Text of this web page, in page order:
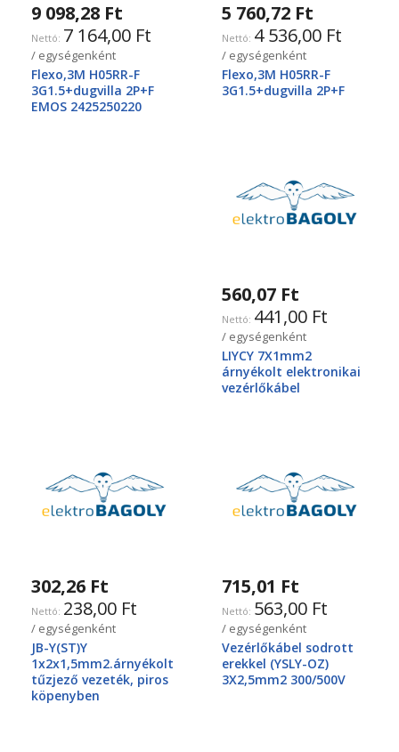
9 098,28 Ft
7 164,00 Ft
/ egységenként
Flexo,3M H05RR-F
3G1.5+dugvilla 2P+F
EMOS 2425250220
5 760,72 Ft
4 536,00 Ft
/ egységenként
Flexo,3M H05RR-F
3G1.5+dugvilla 2P+F
560,07 Ft
441,00 Ft
/ egységenként
LIYCY 7X1mm2
árnyékolt elektronikai
vezérlőkábel
302,26 Ft
238,00 Ft
/ egységenként
JB-Y(ST)Y
1x2x1,5mm2.árnyékolt
tűzjező vezeték, piros
köpenyben
715,01 Ft
563,00 Ft
/ egységenként
Vezérlőkábel sodrott
erekkel (YSLY-OZ)
3X2,5mm2 300/500V